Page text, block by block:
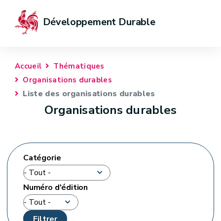
Développement Durable
Accueil
Thématiques
Organisations durables
Liste des organisations durables
Organisations durables
Catégorie
Numéro d'édition